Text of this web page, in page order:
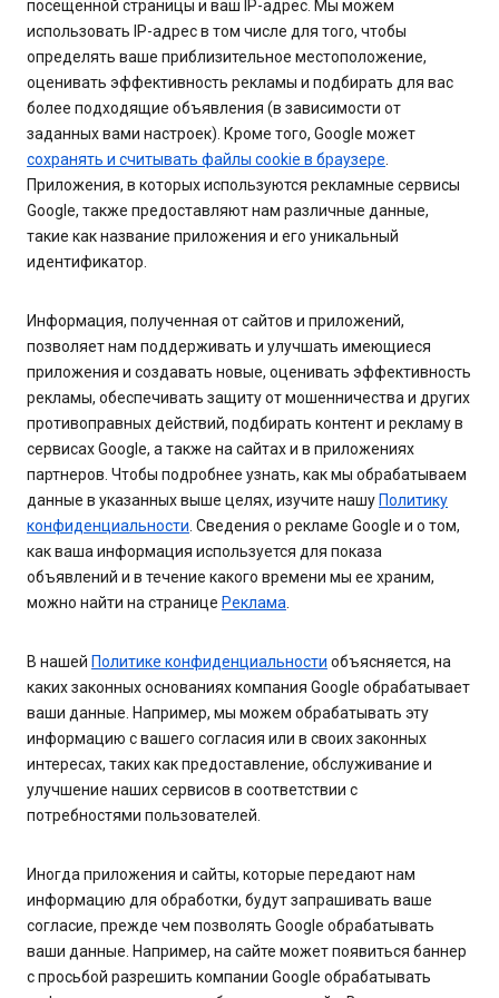
посещенной страницы и ваш IP-адрес. Мы можем
использовать IP-адрес в том числе для того, чтобы
определять ваше приблизительное местоположение,
оценивать эффективность рекламы и подбирать для вас
более подходящие объявления (в зависимости от
заданных вами настроек). Кроме того, Google может
сохранять и считывать файлы cookie в браузере.
Приложения, в которых используются рекламные сервисы
Google, также предоставляют нам различные данные,
такие как название приложения и его уникальный
идентификатор.
Информация, полученная от сайтов и приложений,
позволяет нам поддерживать и улучшать имеющиеся
приложения и создавать новые, оценивать эффективность
рекламы, обеспечивать защиту от мошенничества и других
противоправных действий, подбирать контент и рекламу в
сервисах Google, а также на сайтах и в приложениях
партнеров. Чтобы подробнее узнать, как мы обрабатываем
данные в указанных выше целях, изучите нашу Политику
конфиденциальности. Сведения о рекламе Google и о том,
как ваша информация используется для показа
объявлений и в течение какого времени мы ее храним,
можно найти на странице Реклама.
В нашей Политике конфиденциальности объясняется, на
каких законных основаниях компания Google обрабатывает
ваши данные. Например, мы можем обрабатывать эту
информацию с вашего согласия или в своих законных
интересах, таких как предоставление, обслуживание и
улучшение наших сервисов в соответствии с
потребностями пользователей.
Иногда приложения и сайты, которые передают нам
информацию для обработки, будут запрашивать ваше
согласие, прежде чем позволять Google обрабатывать
ваши данные. Например, на сайте может появиться баннер
с просьбой разрешить компании Google обрабатывать